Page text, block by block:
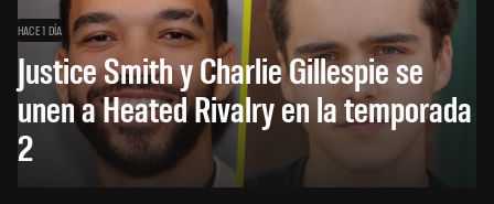
HACE 1 DÍA
Justice Smith y Charlie Gillespie se
unen a Heated Rivalry en la temporada
2